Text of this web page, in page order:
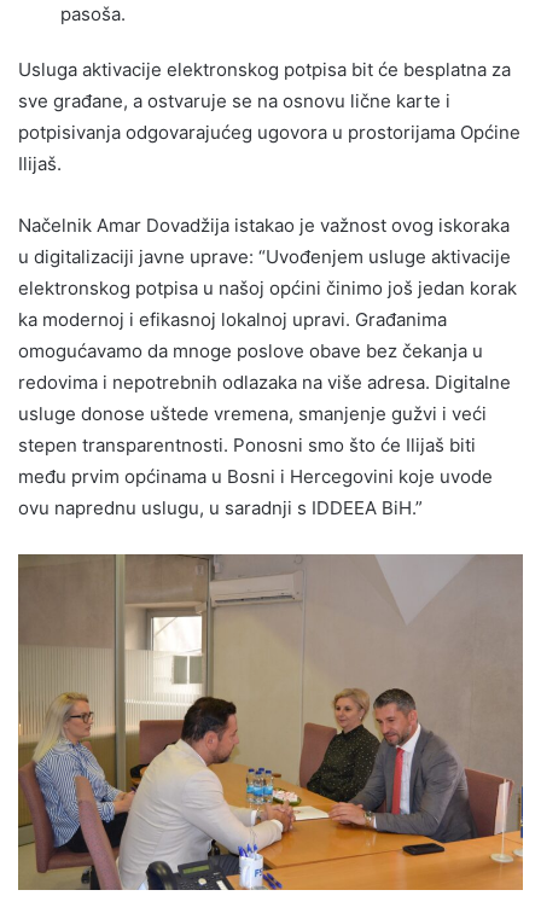
pasoša.
Usluga aktivacije elektronskog potpisa bit će besplatna za
sve građane, a ostvaruje se na osnovu lične karte i
potpisivanja odgovarajućeg ugovora u prostorijama Općine
Ilijaš.
Načelnik Amar Dovadžija istakao je važnost ovog iskoraka
u digitalizaciji javne uprave: “Uvođenjem usluge aktivacije
elektronskog potpisa u našoj općini činimo još jedan korak
ka modernoj i efikasnoj lokalnoj upravi. Građanima
omogućavamo da mnoge poslove obave bez čekanja u
redovima i nepotrebnih odlazaka na više adresa. Digitalne
usluge donose uštede vremena, smanjenje gužvi i veći
stepen transparentnosti. Ponosni smo što će Ilijaš biti
među prvim općinama u Bosni i Hercegovini koje uvode
ovu naprednu uslugu, u saradnji s IDDEEA BiH.”